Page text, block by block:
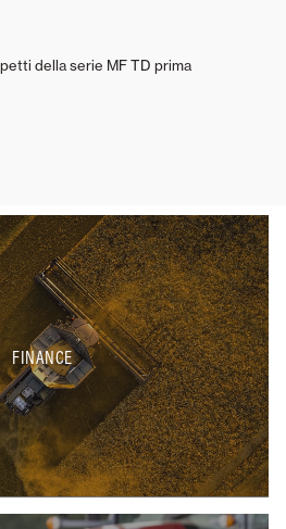
della serie MF TD prima
FINANCE